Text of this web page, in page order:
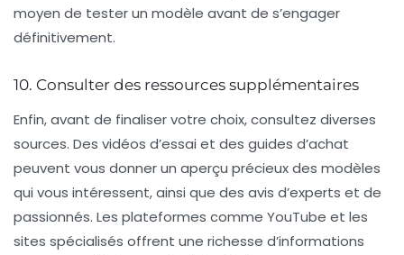
moyen de tester un modèle avant de s’engager
définitivement.
10. Consulter des ressources supplémentaires
Enfin, avant de finaliser votre choix, consultez diverses
sources. Des vidéos d’essai et des guides d’achat
peuvent vous donner un aperçu précieux des modèles
qui vous intéressent, ainsi que des avis d’experts et de
passionnés. Les plateformes comme YouTube et les
sites spécialisés offrent une richesse d’informations